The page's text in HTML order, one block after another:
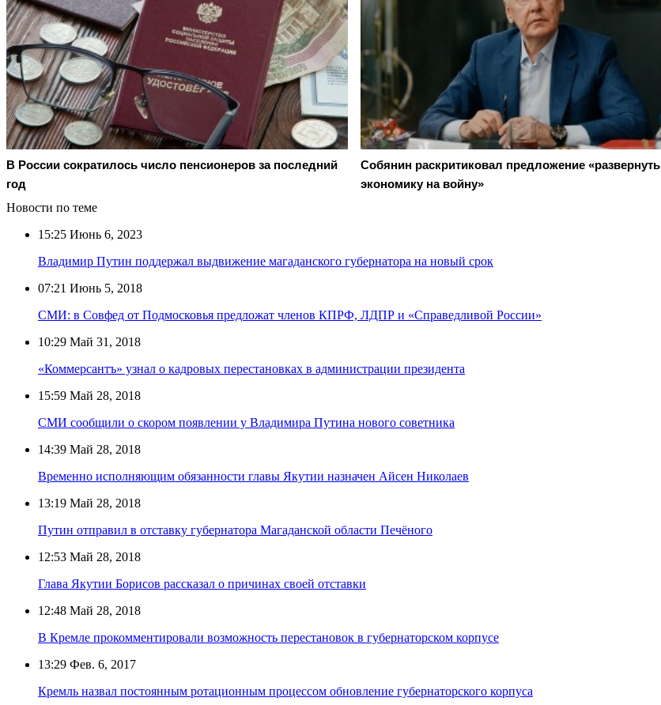
В России сократилось число пенсионеров за последний
год
Собянин раскритиковал предложение «развернуть
экономику на войну»
Новости по теме
15:25 Июнь 6, 2023
Владимир Путин поддержал выдвижение магаданского губернатора на новый срок
07:21 Июнь 5, 2018
СМИ: в Совфед от Подмосковья предложат членов КПРФ, ЛДПР и «Справедливой России»
10:29 Май 31, 2018
«Коммерсантъ» узнал о кадровых перестановках в администрации президента
15:59 Май 28, 2018
СМИ сообщили о скором появлении у Владимира Путина нового советника
14:39 Май 28, 2018
Временно исполняющим обязанности главы Якутии назначен Айсен Николаев
13:19 Май 28, 2018
Путин отправил в отставку губернатора Магаданской области Печёного
12:53 Май 28, 2018
Глава Якутии Борисов рассказал о причинах своей отставки
12:48 Май 28, 2018
В Кремле прокомментировали возможность перестановок в губернаторском корпусе
13:29 Фев. 6, 2017
Кремль назвал постоянным ротационным процессом обновление губернаторского корпуса